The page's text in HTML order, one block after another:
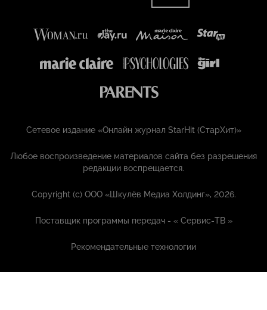
Сетевое издание «Онлайн журнал StarHit (СтарХит)»
Любое воспроизведение материалов сайта без разрешения
редакции воспрещается.
Copyright (с) ООО «Шкулёв Медиа Холдинг», 2026.
Поставщик программы передач - «Сервис-ТВ »
Рекомендательные технологии